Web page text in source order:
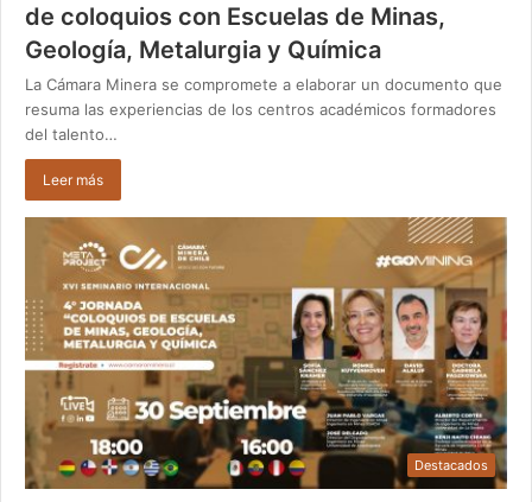
de coloquios con Escuelas de Minas,
Geología, Metalurgia y Química
La Cámara Minera se compromete a elaborar un documento que
resuma las experiencias de los centros académicos formadores
del talento…
Leer más
Destacados